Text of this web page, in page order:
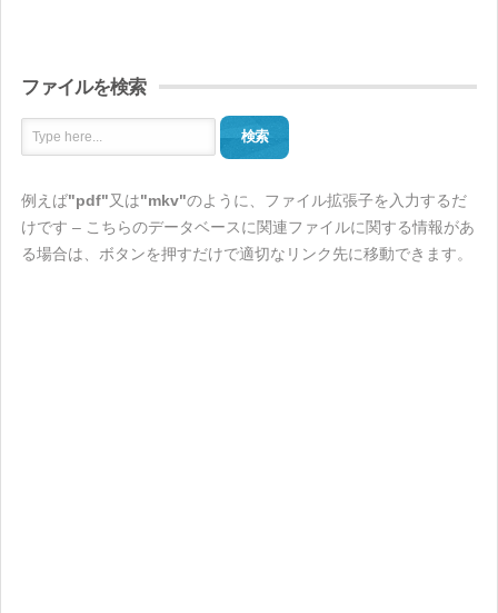
ファイルを検索
検索
例えば"pdf"又は"mkv"のように、ファイル拡張子を入力するだ
けです – こちらのデータベースに関連ファイルに関する情報があ
る場合は、ボタンを押すだけで適切なリンク先に移動できます。